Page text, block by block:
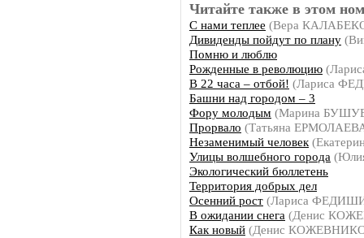
Читайте также в этом
С нами теплее (Вера
Дивиденды пойдут по плану
Помню и люблю
Рожденные в революцию
В 22 часа – отбой! (Лариса
Башни над городом – 3
Фору молодым (Марина
Прорвало (Татьяна
Незаменимый человек
Улицы волшебного города
Экологический бюллетень
Территория добрых дел
Осенний рост (Лариса
В ожидании снега (Денис
Как новый (Денис